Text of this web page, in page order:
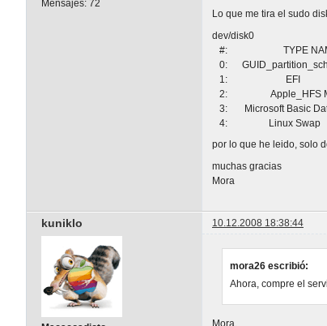
Mensajes: 72
Lo que me tira el sudo
dev/disk0
#: TYPE
0:
1: EFI
2: Apple_HFS
3: Microsoft
4: Linux
por lo que he leido, solo
muchas gracias
Mora
kuniklo 10.12.2008 18:38:44
mora26 escribió:
Ahora, compre el
Mora,